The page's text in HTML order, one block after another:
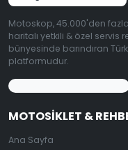
Motoskop, 45.000'den
haritalı yetkili & özel
bünyesinde barındıran
platformudur.
MOTOSIKLET &
Ana Sayfa